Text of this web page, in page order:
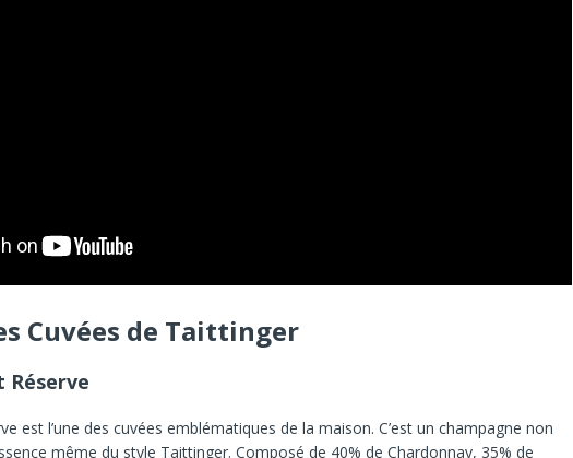
Cuvées de Taittinger
est l’une des cuvées emblématiques de la maison. C’est un champagne non
même du style Taittinger. Composé de 40% de Chardonnay, 35% de